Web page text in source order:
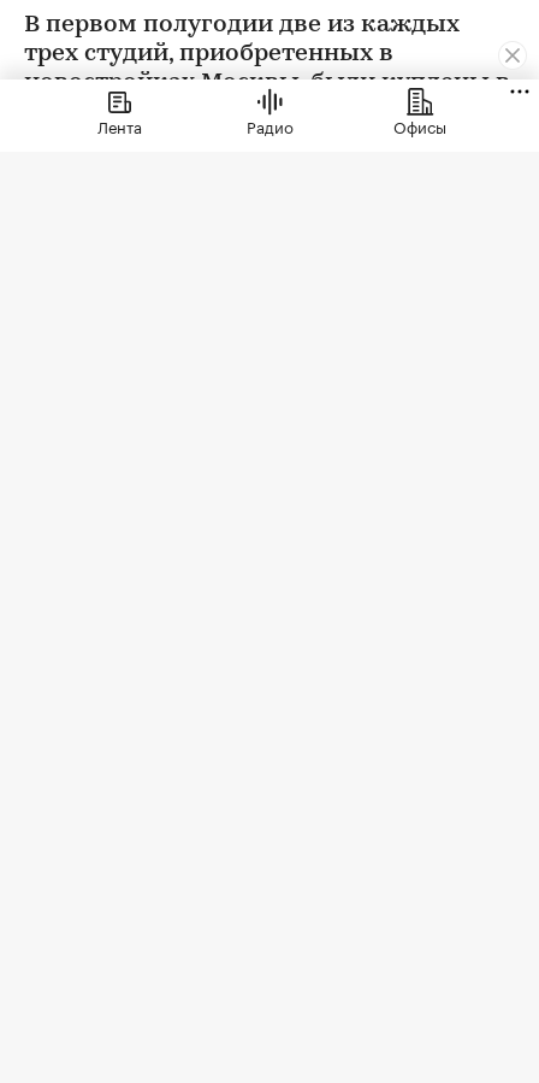
В первом полугодии две из каждых
трех студий, приобретенных в
новостройках Москвы, были куплены в
ипотеку. В сегменте трешек ипотечных
сделок менее половины, а среди
Лента Радио Офисы